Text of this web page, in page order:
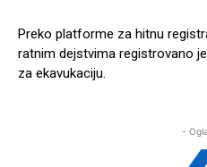
Preko platforme za hitnu
ratnim dejstvima registrovano
za ekavukaciju.
-